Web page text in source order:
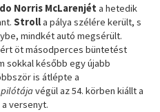
Norris McLarenjét a hetedik
Strolla pálya szélére került, s
mindkét autó megsérült.
öt másodperces büntetést
sokkal később egy újabb
is átlépte a
pilótájavégül az 54. körben kiállt a
versenyt.